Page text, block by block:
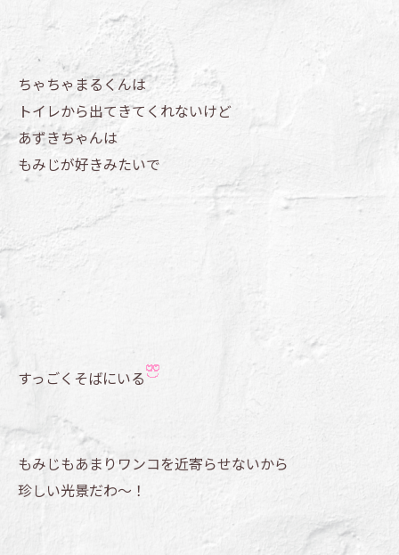
ちゃちゃまるくんは
トイレから出てきてくれないけど
あずきちゃんは
もみじが好きみたいで
すっごくそばにいる
もみじもあまりワンコを近寄らせないから
珍しい光景だわ～！